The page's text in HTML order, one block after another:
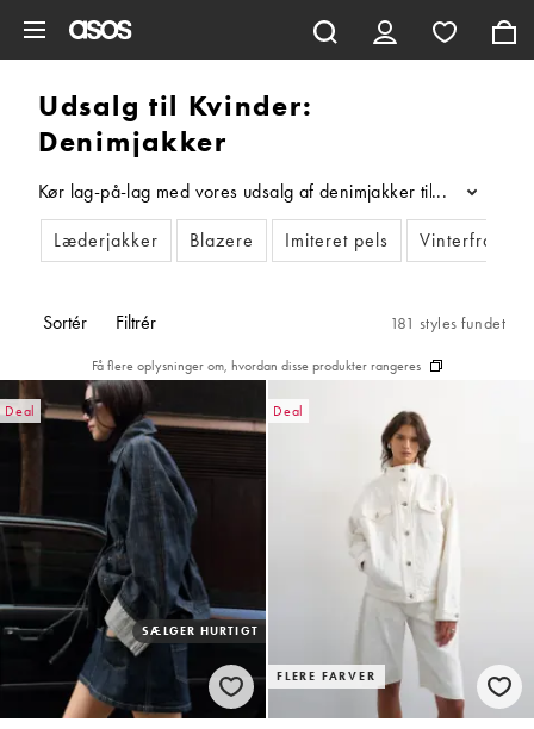
Udsalg til Kvinder:
Denimjakker
Kør lag-på-lag med vores udsalg af denimjakker til kvinder,
...
Læderjakker
Blazere Imiteret pels Vinterfrakker
Sortér Filtrér 181 styles fundet
Få flere oplysninger om, hvordan disse produkter rangeres
Deal
SÆLGER HURTIGT
Deal
FLERE FARVER